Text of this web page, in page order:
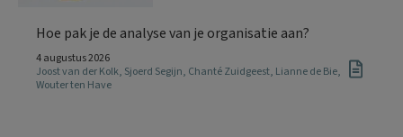
Hoe pak je de analyse van je organisatie aan?
4 augustus 2026
Joost van der Kolk, Sjoerd Segijn, Chanté Zuidgeest, Lianne de Bie,
Wouter ten Have